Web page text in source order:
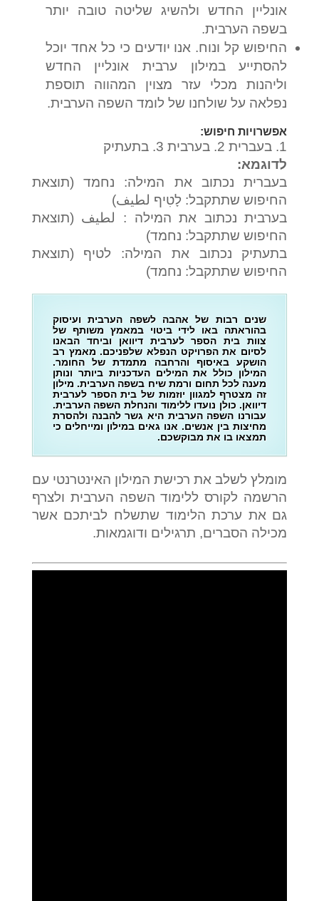
אונליין החדש ולהשיג שליטה טובה יותר
בשפה הערבית.
החיפוש קל ונוח. אנו יודעים כי כל אחד יוכל
להסתייע במילון ערבית אונליין החדש
וליהנות מכלי עזר מצוין המהווה תוספת
נפלאה על שולחנו של לומד השפה הערבית.
אפשרויות חיפוש:
1. בעברית 2. בערבית 3. בתעתיק
לדוגמא:
בעברית נכתוב את המילה: נחמד (תוצאת
החיפוש שתתקבל: לָטִיף لطيف)
בערבית נכתוב את המילה : لطيف (תוצאת
החיפוש שתתקבל: נחמד)
בתעתיק נכתוב את המילה: לטיף (תוצאת
החיפוש שתתקבל: נחמד)
שנים רבות של אהבה לשפה הערבית ועיסוק
בהוראתה באו לידי ביטוי במאמץ משותף של
צוות בית הספר לערבית דיוואן וביחד הבאנו
לסיום את הפרויקט הנפלא שלפניכם. מאמץ רב
הושקע באיסוף והרחבה מתמדת של החומר.
המילון כולל את המילים העדכניות ביותר ונותן
מענה לכל תחום ורמת שיח בשפה הערבית. מילון
זה מצטרף למגוון יוזמות של בית הספר לערבית
דיוואן. כולן נועדו ללימוד והנחלת השפה הערבית.
עבורנו השפה הערבית היא גשר להבנה ולהסרת
מחיצות בין אנשים. אנו גאים במילון ומייחלים כי
תמצאו בו את מבוקשכם.
מומלץ לשלב את רכישת המילון האינטרנטי עם
הרשמה לקורס ללימוד השפה הערבית ולצרף
גם את ערכת הלימוד שתשלח לביתכם אשר
מכילה הסברים, תרגילים ודוגמאות.